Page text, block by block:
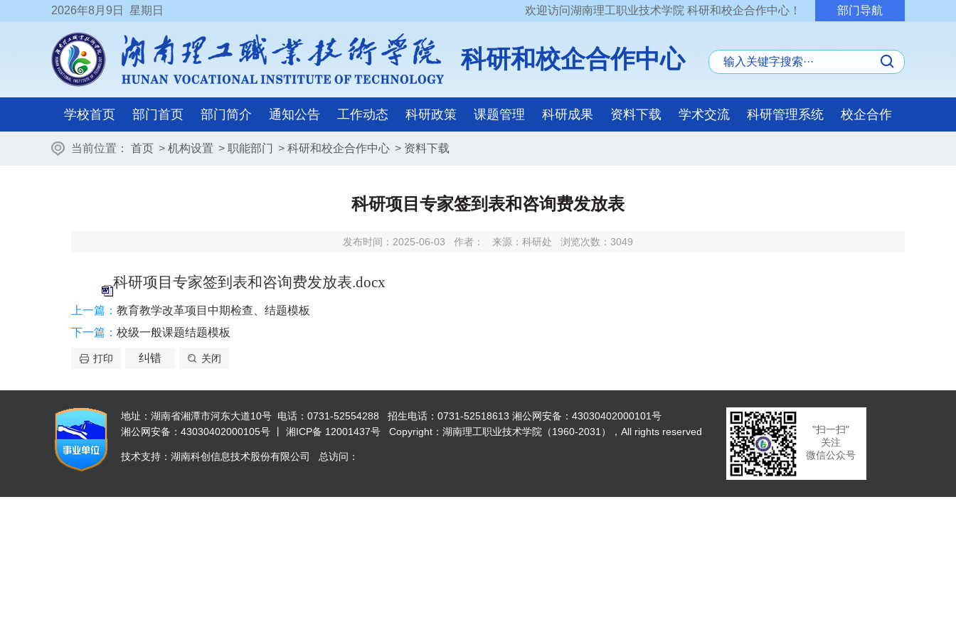
2026年8月9日 星期日 欢迎访问湖南理工职业技术学院 科研和校企合作中心！ 部门导航
科研和校企合作中心
学校首页 部门首页 部门简介 通知公告 工作动态 科研政策 课题管理 科研成果 资料下载 学术交流 科研管理系统 校企合作
当前位置： 首页 > 机构设置 > 职能部门 > 科研和校企合作中心 > 资料下载
科研项目专家签到表和咨询费发放表
发布时间：2025-06-03 作者： 来源：科研处 浏览次数： 3049
科研项目专家签到表和咨询费发放表.docx
上一篇： 教育教学改革项目中期检查、结题模板
下一篇： 校级一般课题结题模板
打印 纠错 关闭
地址：湖南省湘潭市河东大道10号 电话：0731-52554288 招生电话：0731-52518613 湘公网安备：43030402000101号
湘公网安备：43030402000105号 丨 湘ICP备 12001437号 Copyright：湖南理工职业技术学院（1960-2031），All rights reserved
技术支持：湖南科创信息技术股份有限公司 总访问：
"扫一扫"
关注
微信公众号